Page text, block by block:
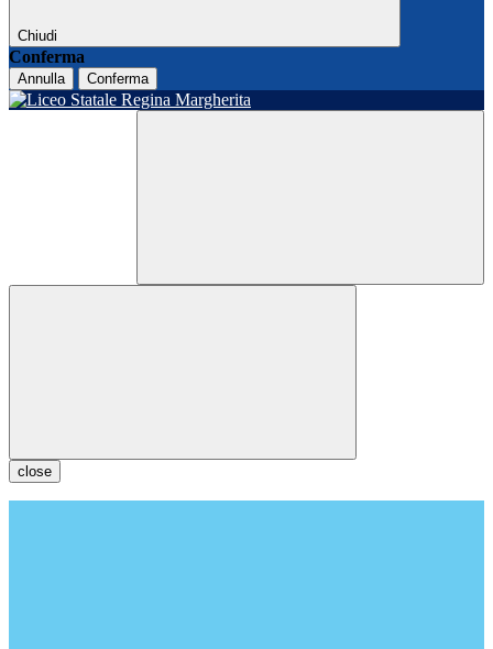
Chiudi
Conferma
Annulla Conferma
close